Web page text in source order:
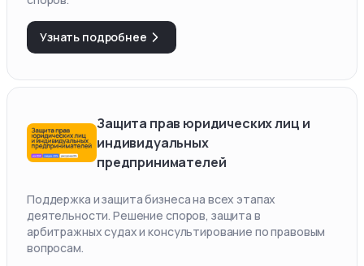
Узнать подробнее
Защита прав юридических лиц и
индивидуальных
предпринимателей
Поддержка и защита бизнеса на всех этапах
деятельности. Решение споров, защита в
арбитражных судах и консультирование по правовым
вопросам.